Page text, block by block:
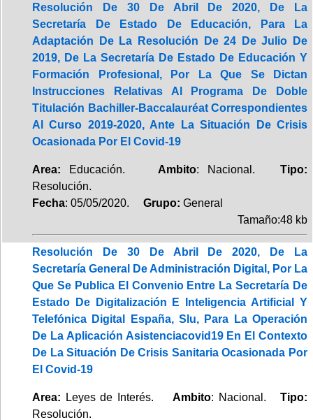
Resolución De 30 De Abril De 2020, De La
Secretaría De Estado De Educación, Para La
Adaptación De La Resolución De 24 De Julio De
2019, De La Secretaría De Estado De Educación Y
Formación Profesional, Por La Que Se Dictan
Instrucciones Relativas Al Programa De Doble
Titulación Bachiller-Baccalauréat Correspondientes
Al Curso 2019-2020, Ante La Situación De Crisis
Ocasionada Por El Covid-19
Area: Educación. Ambito: Nacional.Tipo:
Resolución.
Fecha: 05/05/2020. Grupo: General
Tamaño:48 kb
Resolución De 30 De Abril De 2020, De La
Secretaría General De Administración Digital, Por La
Que Se Publica El Convenio Entre La Secretaría De
Estado De Digitalización E Inteligencia Artificial Y
Telefónica Digital España, Slu, Para La Operación
De La Aplicación Asistenciacovid19 En El Contexto
De La Situación De Crisis Sanitaria Ocasionada Por
El Covid-19
Area: Leyes de Interés.Ambito: Nacional.Tipo:
Resolución.